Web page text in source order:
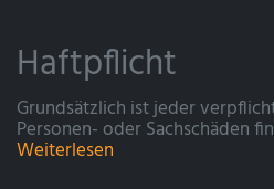
Haftpflicht
Grundsätzlich ist jeder
Personen- oder Sachschäden
Weiterlesen